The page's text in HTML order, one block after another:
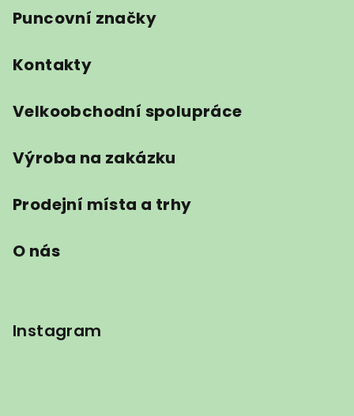
Puncovní značky
Kontakty
Velkoobchodní spolupráce
Výroba na zakázku
Prodejní místa a trhy
O nás
Instagram